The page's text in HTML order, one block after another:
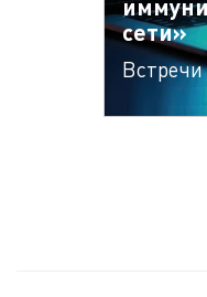
сети»
Встречи